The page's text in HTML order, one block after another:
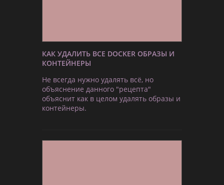
КАК УДАЛИТЬ ВСЕ DOCKER ОБРАЗЫ И
КОНТЕЙНЕРЫ
Не всегда нужно удалять всё, но
объяснение данного "рецепта"
объяснит как в целом удалять образы и
контейнеры.